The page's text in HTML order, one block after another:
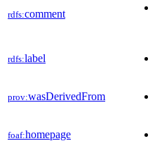
rdfs:comment
rdfs:label
prov:wasDerivedFrom
foaf:homepage